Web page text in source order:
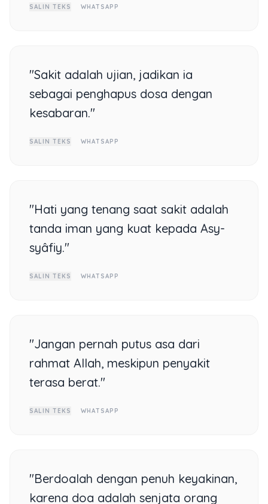
SALIN TEKS WHATSAPP
"Sakit adalah ujian, jadikan ia
sebagai penghapus dosa dengan
kesabaran."
SALIN TEKS WHATSAPP
"Hati yang tenang saat sakit adalah
tanda iman yang kuat kepada Asy-
syâfiy."
SALIN TEKS WHATSAPP
"Jangan pernah putus asa dari
rahmat Allah, meskipun penyakit
terasa berat."
SALIN TEKS WHATSAPP
"Berdoalah dengan penuh keyakinan,
karena doa adalah senjata orang